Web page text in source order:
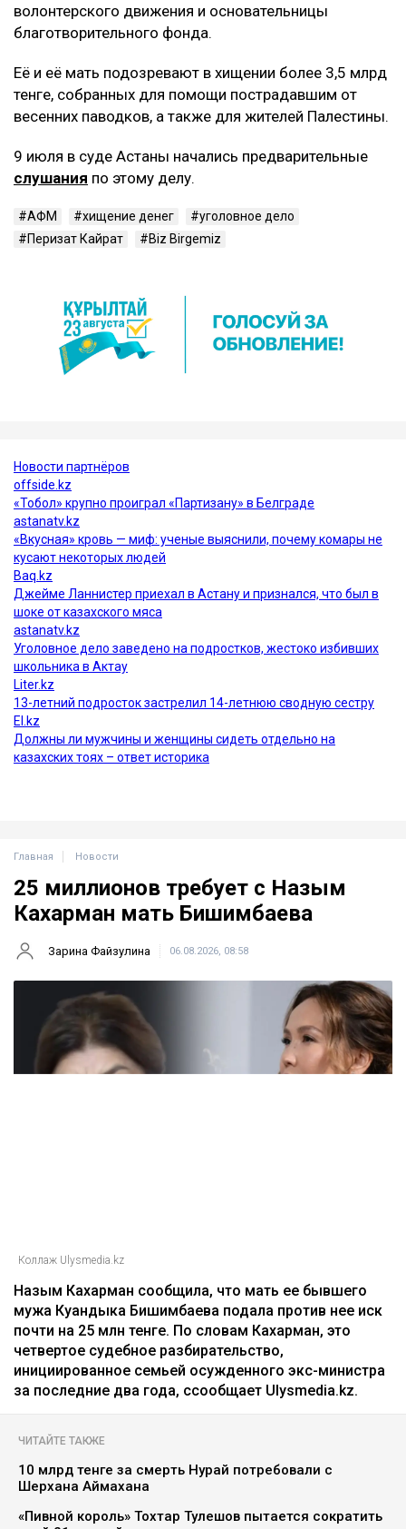
волонтерского движения и основательницы
благотворительного фонда.
Её и её мать подозревают в хищении более 3,5 млрд
тенге, собранных для помощи пострадавшим от
весенних паводков, а также для жителей Палестины.
9 июля в суде Астаны начались предварительные
слушания по этому делу.
АФМ хищение денег
уголовное дело
Перизат Кайрат
Biz Birgemiz
Новости
Коллаж Ulysmedia.kz
мужа Куандыка Бишимбаева подала против нее иск